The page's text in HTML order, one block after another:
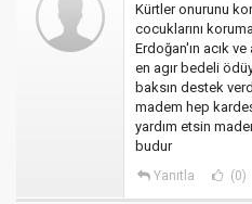
Kürtler onurunu
cocuklarını
Erdoğan'ın acık
en agır bedeli
baksın destek
madem hep
yardım etsin
budur
Yanıtla (0)